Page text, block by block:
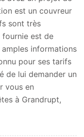
est un couvreur
sont très
est de
informations
pour ses tarifs
de lui demander un
vous en
à Grandrupt,